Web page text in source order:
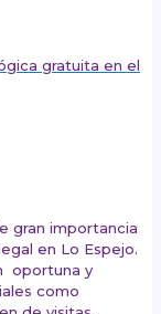
gratuita en el
gran importancia
en Lo Espejo.
oportuna y
como